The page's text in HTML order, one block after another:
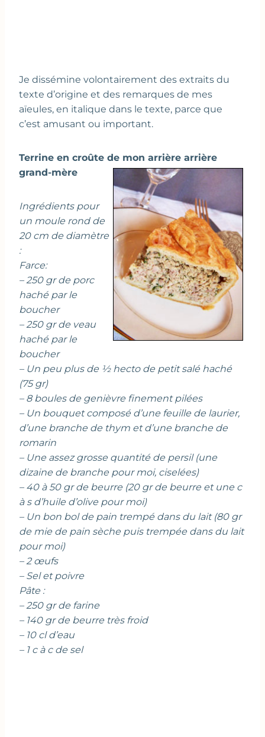
Je dissémine volontairement des extraits du
texte d’origine et des remarques de mes
aïeules, en italique dans le texte, parce que
c’est amusant ou important.
Terrine en croûte de mon arrière arrière
grand-mère
Ingrédients pour
un moule rond de
20 cm de diamètre
:
Farce:
– 250 gr de porc
haché par le
boucher
– 250 gr de veau
haché par le
boucher
– Un peu plus de ½ hecto de petit salé haché
(75 gr)
– 8 boules de genièvre finement pilées
– Un bouquet composé d’une feuille de laurier,
d’une branche de thym et d’une branche de
romarin
– Une assez grosse quantité de persil (une
dizaine de branche pour moi, ciselées)
– 40 à 50 gr de beurre (20 gr de beurre et une c
à s d’huile d’olive pour moi)
– Un bon bol de pain trempé dans du lait (80 gr
de mie de pain sèche puis trempée dans du lait
pour moi)
– 2 œufs
– Sel et poivre
Pâte :
– 250 gr de farine
– 140 gr de beurre très froid
– 10 cl d’eau
– 1 c à c de sel